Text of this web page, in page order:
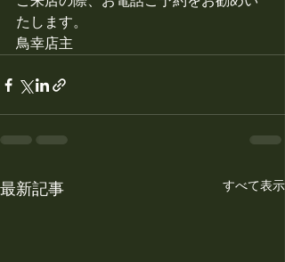
たします。
鳥幸店主
最新記事 すべて表示